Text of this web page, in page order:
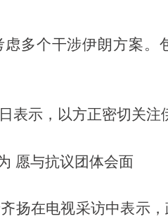
多个干涉伊朗方案。
示，以方正密切关注
愿与抗议团体会面
扬在电视采访中表示